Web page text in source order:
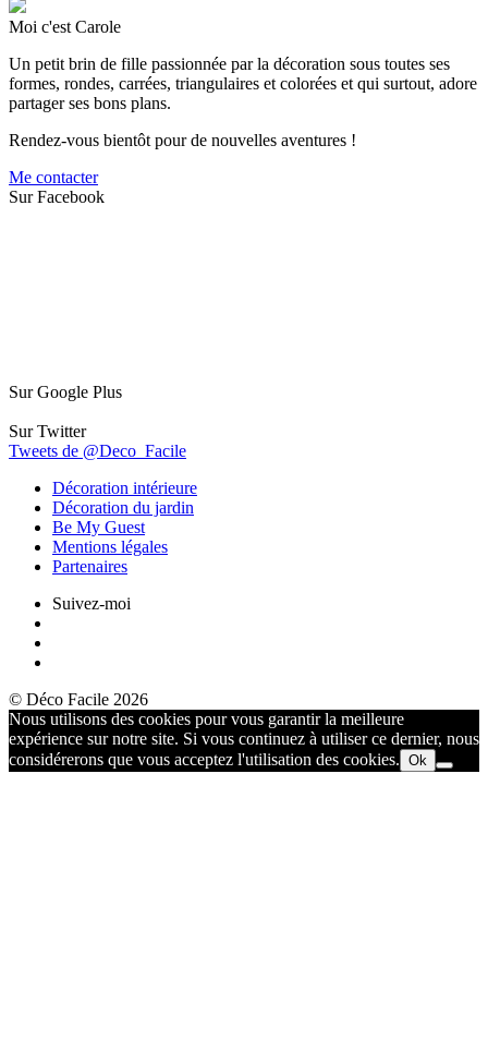
Moi c'est Carole
Un petit brin de fille passionnée par la décoration sous toutes ses
formes, rondes, carrées, triangulaires et colorées et qui surtout, adore
partager ses bons plans.
Rendez-vous bientôt pour de nouvelles aventures !
Me contacter
Sur Facebook
Sur Google Plus
Sur Twitter
Tweets de @Deco_Facile
Décoration intérieure
Décoration du jardin
Be My Guest
Mentions légales
Partenaires
Suivez-moi
© Déco Facile 2026
Nous utilisons des cookies pour vous garantir la meilleure
expérience sur notre site. Si vous continuez à utiliser ce dernier, nous
considérerons que vous acceptez l'utilisation des cookies. Ok